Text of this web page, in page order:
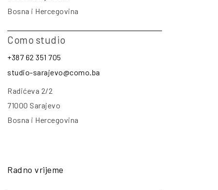
Bosna i Hercegovina
Como studio
+387 62 351 705
studio-sarajevo@como.ba
Radićeva 2/2
71000 Sarajevo
Bosna i Hercegovina
Radno vrijeme